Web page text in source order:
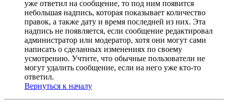
уже ответил на сообщение, то под ним появится
небольшая надпись, которая показывает количество
правок, а также дату и время последней из них. Эта
надпись не появляется, если сообщение редактировал
администратор или модератор, хотя они могут сами
написать о сделанных изменениях по своему
усмотрению. Учтите, что обычные пользователи не
могут удалить сообщение, если на него уже кто-то
ответил.
Вернуться к началу